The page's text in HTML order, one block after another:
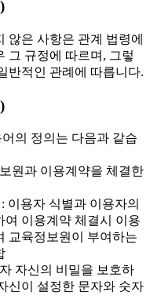
않은 사항은 관계 법령에
그 규정에 따르며, 그렇
반적인 관례에 따릅니다.
의 정의는 다음과 같습
원과 이용계약을 체결한
용자 식별과 이용자의
여 이용계약 체결시 이용
교육정보원이 부여하는
자신의 비밀을 보호하
신이 설정한 문자와 숫자